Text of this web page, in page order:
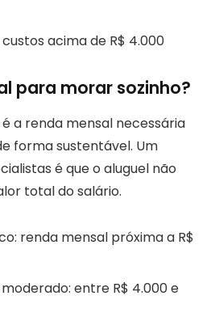
acima de R$ 4.000
para morar sozinho?
a renda mensal necessária
forma sustentável. Um
é que o aluguel não
total do salário.
renda mensal próxima a R$
entre R$ 4.000 e